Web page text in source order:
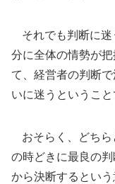
それでも判断に迷
分に全体の情勢が
て、経営者の判断
いに迷うということ
おそらく、どちら
の時どきに最良の
から決断するという